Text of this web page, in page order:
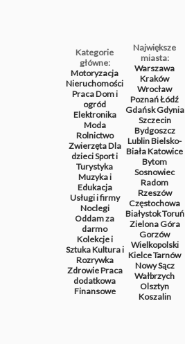
Kategorie
główne:
Motoryzacja
Nieruchomości
PracaDom i
ogród
Elektronika
Moda
Rolnictwo
ZwierzętaDla
dzieciSport i
Turystyka
Muzyka i
Edukacja
Usługi i firmy
Noclegi
Oddam za
darmo
Kolekcje i
SztukaKultura i
Rozrywka
ZdrowiePraca
dodatkowa
Finansowe
Największe
miasta:
Warszawa
Kraków
Wrocław
PoznańŁódź
GdańskGdynia
Szczecin
Bydgoszcz
LublinBielsko-
BiałaKatowice
Bytom
Sosnowiec
Radom
Rzeszów
Częstochowa
BiałystokToruń
Zielona Góra
Gorzów
Wielkopolski
KielceTarnów
Nowy Sącz
Wałbrzych
Olsztyn
Koszalin